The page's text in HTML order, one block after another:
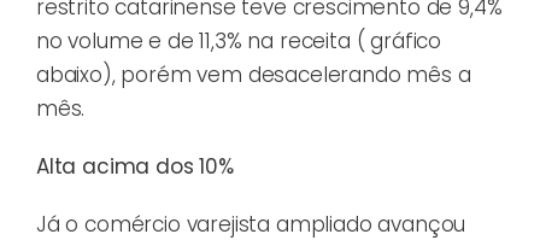
restrito catarinense teve crescimento de 9,4%
no volume e de 11,3% na receita ( gráfico
abaixo), porém vem desacelerando mês a
mês.
Alta acima dos 10%
Já o comércio varejista ampliado avançou